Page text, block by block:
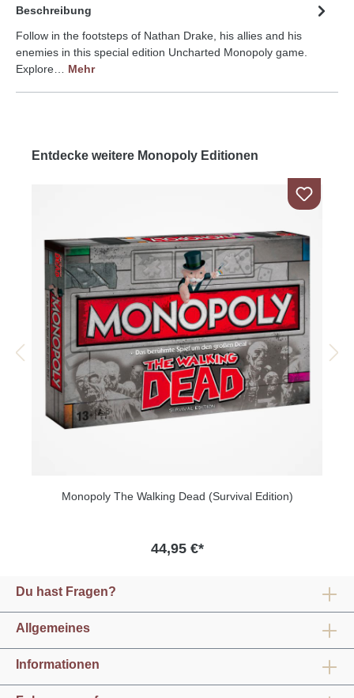
Beschreibung
Follow in the footsteps of Nathan Drake, his allies and his
enemies in this special edition Uncharted Monopoly game.
Explore… Mehr
Entdecke weitere Monopoly Editionen
Monopoly The Walking Dead (Survival Edition)
44,95 €*
Du hast Fragen?
Allgemeines
Informationen